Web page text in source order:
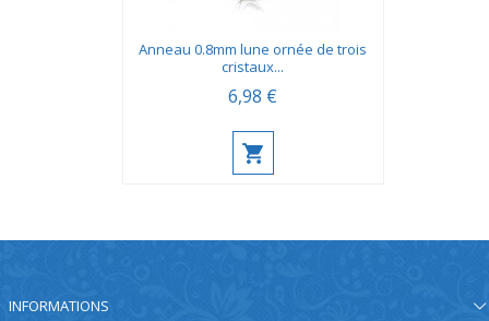
Anneau 0.8mm lune ornée de trois
cristaux...
6,98 €
INFORMATIONS